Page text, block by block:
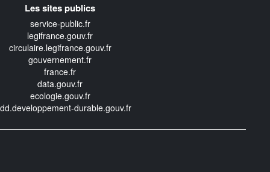
Les sites publics
service-public.fr
legifrance.gouv.fr
circulaire.legifrance.gouv.fr
gouvernement.fr
france.fr
data.gouv.fr
ecologie.gouv.fr
durable.gouv.fr